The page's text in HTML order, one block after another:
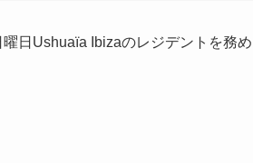
日Ushuaïa Ibizaのレジデントを務